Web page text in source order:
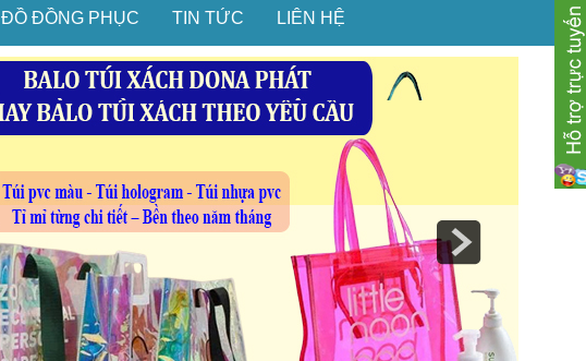
ĐỒ ĐỒNG PHỤC TIN TỨC LIÊN HỆ